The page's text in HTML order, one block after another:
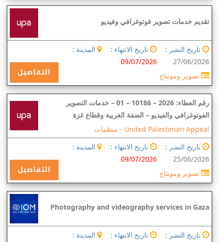
تقديم خدمات تصوير فوتوغرافي وفيديو
تاريخ النشر :
27/06/2026
تاريخ الانتهاء :
09/07/2026
المدينة :
التفاصيل تصوير ومونتاج
رقم العطاء: 2026 – 10186 – 01 – خدمات التصوير
الفوتوغرافي والفيديو – الضفة الغربية وقطاع غزة
United Palestinian Appeal -
منظمات
تاريخ النشر :
25/06/2026
تاريخ الانتهاء :
09/07/2026
المدينة :
التفاصيل تصوير ومونتاج
Photography and videography services in Gaza
تاريخ النشر :
تاريخ الانتهاء :
المدينة :